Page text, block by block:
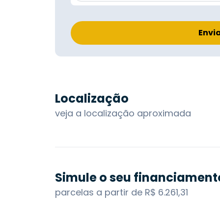
Localização
veja a localização aproximada
Simule o seu
parcelas a partir de R$ 6.261,31